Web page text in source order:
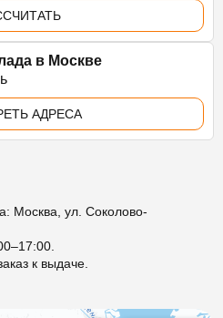
в Москве
АДРЕСА
Москва, ул. Соколово-
к выдаче.